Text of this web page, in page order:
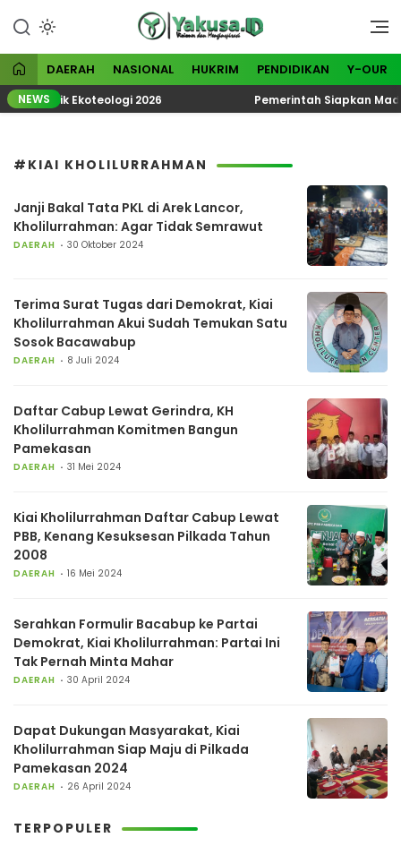
konten
Yakusa
Visioner dan Menginspirasi
DAERAH NASIONAL HUKRIM PENDIDIKAN Y-OUR
NEWS
Tematik Ekoteologi 2026 Pemerintah Siapkan
#KIAI KHOLILURRAHMAN
Janji Bakal Tata PKL di Arek Lancor,
Kholilurrahman: Agar Tidak Semrawut
DAERAH 30 Oktober 2024
Terima Surat Tugas dari Demokrat, Kiai
Kholilurrahman Akui Sudah Temukan Satu
Sosok Bacawabup
DAERAH 8 Juli 2024
Daftar Cabup Lewat Gerindra, KH
Kholilurrahman Komitmen Bangun
Pamekasan
DAERAH 31 Mei 2024
Kiai Kholilurrahman Daftar Cabup Lewat
PBB, Kenang Kesuksesan Pilkada Tahun
2008
DAERAH 16 Mei 2024
Serahkan Formulir Bacabup ke Partai
Demokrat, Kiai Kholilurrahman: Partai Ini
Tak Pernah Minta Mahar
DAERAH 30 April 2024
Dapat Dukungan Masyarakat, Kiai
Kholilurrahman Siap Maju di Pilkada
Pamekasan 2024
DAERAH 26 April 2024
TERPOPULER